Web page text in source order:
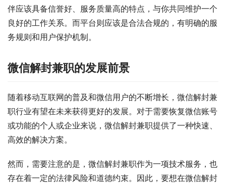
伴应该具备信誉好、服务质量高的特点，与你共同维护一个
良好的工作关系。而平台则应该是合法合规的，有明确的服
务规则和用户保护机制。
微信解封兼职的发展前景
随着移动互联网的普及和微信用户的不断增长，微信解封兼
职行业有望在未来获得更好的发展。对于需要恢复微信账号
或功能的个人或企业来说，微信解封兼职提供了一种快速、
高效的解决方案。
然而，需要注意的是，微信解封兼职作为一项技术服务，也
存在着一定的法律风险和道德约束。因此，要想在微信解封